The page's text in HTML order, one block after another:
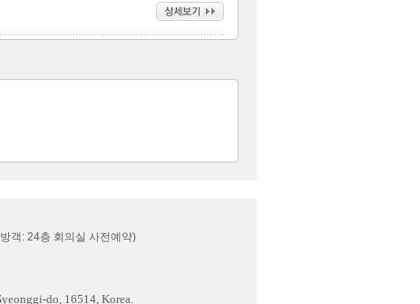
객: 24층 회의실 사전예약)
do, 16514, Korea.